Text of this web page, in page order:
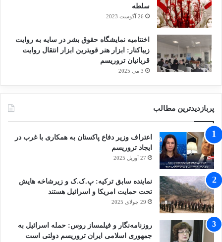
سلطه
26 آگوست 2023
اختتامیه نمایشگاه حقوق بشر در سایه به روایت
زیباکنار: ابزار هنر قویترین ابزار انتقال روایت
قربانیان تروریسم
3 می 2025
پربازدیدترین مطالب
اعتراف وزیر دفاع پاکستان به همکاری با غرب در
ایجاد تروریسم
27 آوریل 2025
نماینده سابق ترکیه: پ.ک.ک و زیرشاخه هایش
تحت حمایت امریکا و اسرائیل هستند
29 جولای 2025
روزنامه‌نگار و فیلمساز روس: حمله اسرائیل به
جمهوری اسلامی ایران تروریسم دولتی است